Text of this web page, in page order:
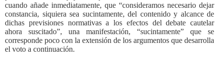
cuando añade inmediatamente, que “consideramos necesario dejar
constancia, siquiera sea sucintamente, del contenido y alcance de
dichas previsiones normativas a los efectos del debate cautelar
ahora suscitado”, una manifestación, “sucintamente” que se
corresponde poco con la extensión de los argumentos que desarrolla
el voto a continuación.